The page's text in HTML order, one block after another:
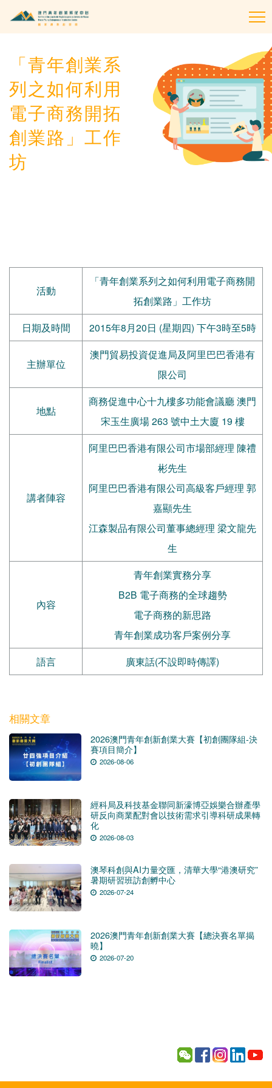
「青年創業系
列之如何利用
電子商務開拓
創業路」工作
坊
活動
「青年創業系列之如何利用電子商務開
拓創業路」工作坊
日期及時間
2015年8月20日 (星期四) 下午3時至5時
主辦單位
澳門貿易投資促進局及阿里巴巴香港有
限公司
地點
商務促進中心十九樓多功能會議廳 澳門
宋玉生廣場 263 號中土大廈 19 樓
講者陣容
阿里巴巴香港有限公司市場部經理 陳禮
彬先生
阿里巴巴香港有限公司高級客戶經理 郭
嘉顯先生
江森製品有限公司董事總經理 梁文龍先
生
內容
青年創業實務分享
B2B 電子商務的全球趨勢
電子商務的新思路
青年創業成功客戶案例分享
語言
廣東話(不設即時傳譯)
相關文章
2026澳門青年創新創業大賽【初創團隊組-決
賽項目簡介】
2026-08-06
經科局及科技基金聯同新濠博亞娛樂合辦產學
研反向商業配對會以技術需求引導科研成果轉
化
2026-08-03
澳琴科創與AI力量交匯，清華大學“港澳研究”
暑期研習班訪創孵中心
2026-07-24
2026澳門青年創新創業大賽【總決賽名單揭
曉】
2026-07-20